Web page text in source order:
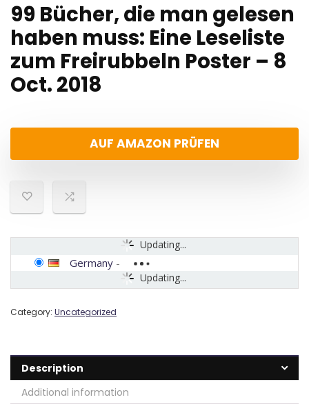
99 Bücher, die man gelesen
haben muss: Eine Leseliste
zum Freirubbeln Poster – 8
Oct. 2018
AUF AMAZON PRÜFEN
Updating...
Updating...
Germany -
Category: Uncategorized
Description
Additional information